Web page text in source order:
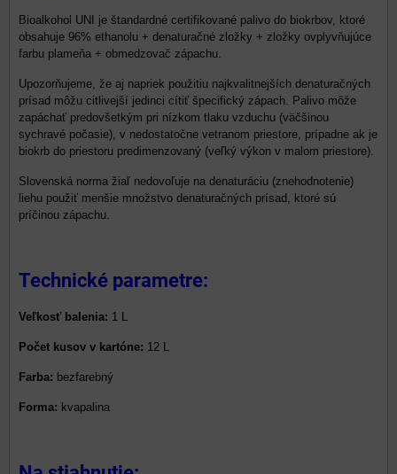
Bioalkohol UNI je štandardné certifikované palivo do biokrbov, ktoré
obsahuje 96% ethanolu + denaturačné zložky + zložky ovplyvňujúce
farbu plameňa + obmedzovač zápachu.
Upozorňujeme, že aj napriek použitiu najkvalitnejších denaturačných
prísad môžu citlivejší jedinci cítiť špecifický zápach. Palivo môže
zapáchať predovšetkým pri nízkom tlaku vzduchu (väčšinou
sychravé počasie), v nedostatočne vetranom priestore, prípadne ak je
biokrb do priestoru predimenzovaný (veľký výkon v malom priestore).
Slovenská norma žiaľ nedovoľuje na denaturáciu (znehodnotenie)
liehu použiť menšie množstvo denaturačných prísad, ktoré sú
príčinou zápachu.
Technické parametre:
Veľkosť balenia: 1 L
Počet kusov v kartóne: 12 L
Farba: bezfarebný
Forma: kvapalina